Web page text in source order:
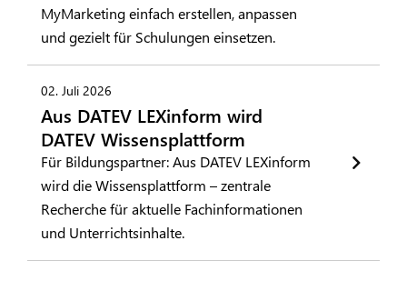
MyMarketing einfach erstellen, anpassen
und gezielt für Schulungen einsetzen.
02. Juli 2026
Aus DATEV LEXinform wird
DATEV Wissensplattform
Für Bildungspartner: Aus DATEV LEXinform
wird die Wissensplattform – zentrale
Recherche für aktuelle Fachinformationen
und Unterrichtsinhalte.